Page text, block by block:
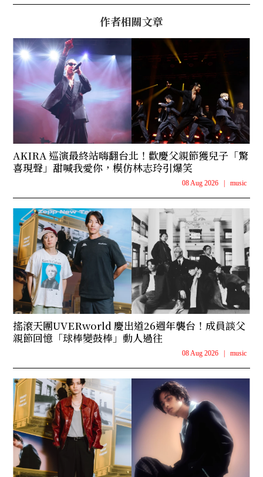
作者相關文章
AKIRA 巡演最終站嗨翻台北！歡慶父親節獲兒子「驚
喜現聲」甜喊我愛你，模仿林志玲引爆笑
08 Aug 2026 | music
搖滾天團UVERworld 慶出道26週年襲台！成員談父
親節回憶「球棒變鼓棒」動人過往
08 Aug 2026 | music